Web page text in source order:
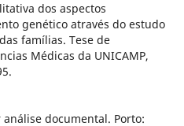
dos aspectos
genético através do estudo
famílias. Tese de
Médicas da UNICAMP,
análise documental. Porto: